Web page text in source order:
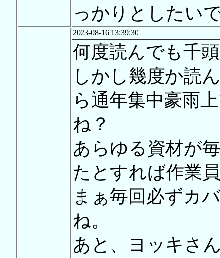
っかりとしたい
2023-08-16 13:39:30
何度読んでも千
しかし幾度か読
ら通年集中豪雨
ね？
あらゆる資材が
たとすれば作業
まぁ毎回必ずカ
ね。
あと、ヨッキさ